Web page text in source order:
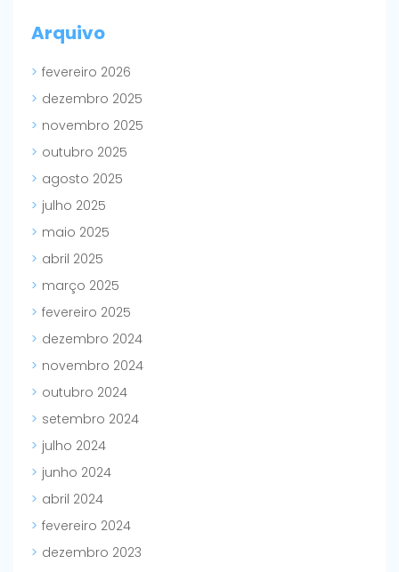
Arquivo
fevereiro 2026
dezembro 2025
novembro 2025
outubro 2025
agosto 2025
julho 2025
maio 2025
abril 2025
março 2025
fevereiro 2025
dezembro 2024
novembro 2024
outubro 2024
setembro 2024
julho 2024
junho 2024
abril 2024
fevereiro 2024
dezembro 2023